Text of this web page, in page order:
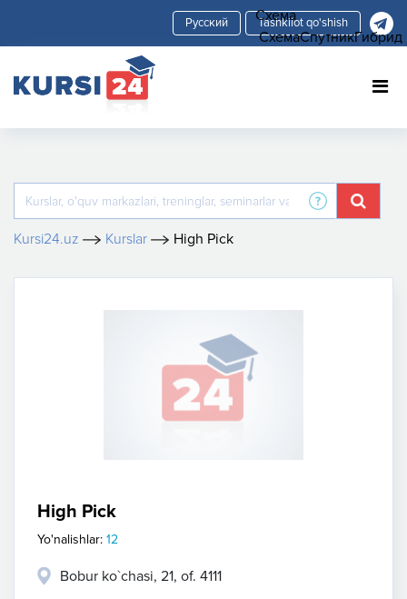
Tashkilot qo'shish
Kursi24.uz Kurslar High Pick
High Pick
Yo'nalishlar: 12
Bobur ko`chasi, 21, of. 4111
Схема
СхемаСпутникГибрид